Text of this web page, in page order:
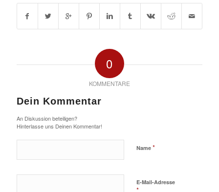
0
KOMMENTARE
Dein Kommentar
An Diskussion beteiligen?
Hinterlasse uns Deinen Kommentar!
Name *
E-Mail-Adresse
*